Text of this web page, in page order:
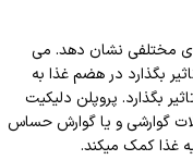
مختلفی نشان دهد. می
بگذارد در هضم غذا به
بگذارد. پروپلن دلیکیت
گوارشی و یا گوارش حساس
غذا کمک میکند.